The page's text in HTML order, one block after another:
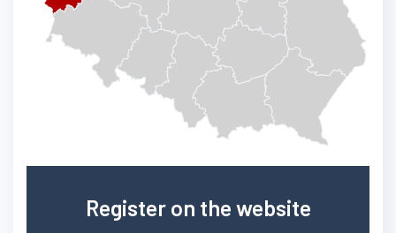
Register on the website